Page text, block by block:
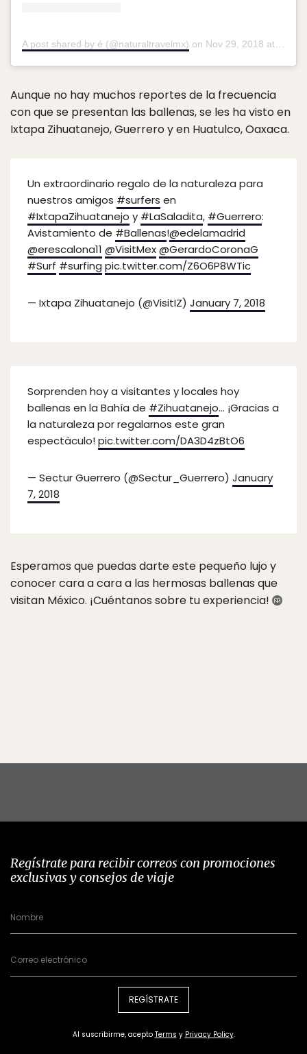
A post shared by é (@naturaltravelmx) on Nov 29, 2018 at 9:47am PST
Aunque no hay muchos reportes de la frecuencia
con que se presentan las ballenas, se les ha visto en
Ixtapa Zihuatanejo, Guerrero y en Huatulco, Oaxaca.
Un extraordinario regalo de la naturaleza para
nuestros amigos #surfers en
#IxtapaZihuatanejo y #LaSaladita, #Guerrero:
Avistamiento de #Ballenas!@edelamadrid
@erescalona11 @VisitMex@GerardoCoronaG
#Surf #surfing pic.twitter.com/Z6O6P8WTic
— Ixtapa Zihuatanejo (@VisitIZ) January 7, 2018
Sorprenden hoy a visitantes y locales hoy
ballenas en la Bahía de #Zihuatanejo… ¡Gracias a
la naturaleza por regalarnos este gran
espectáculo!pic.twitter.com/DA3D4zBtO6
— Sectur Guerrero (@Sectur_Guerrero) January
7, 2018
Esperamos que puedas darte este pequeño lujo y
conocer cara a cara a las hermosas ballenas que
visitan México. ¡Cuéntanos sobre tu experiencia!
Regístrate para recibir correos con promociones
exclusivas y consejos de viaje
REGÍSTRATE
Al suscribirme, acepto Terms y Privacy Policy.